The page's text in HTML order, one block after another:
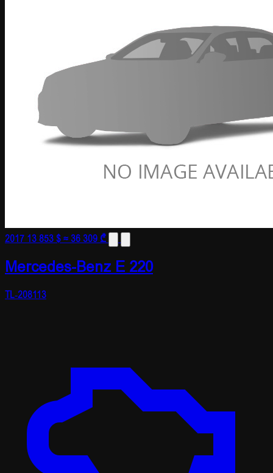
2017 13 853 $≈ 36 309 ₾
Mercedes-Benz E 220
TL-208113